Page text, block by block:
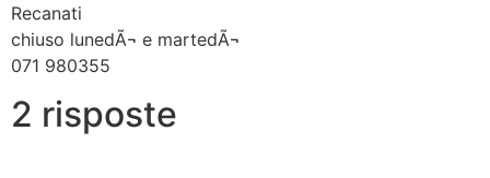
Recanati
chiuso lunedÃ¬ e martedÃ¬
071 980355
2 risposte